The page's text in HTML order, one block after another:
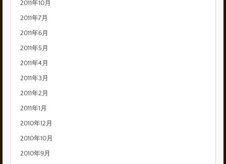
2011年10月
2011年7月
2011年6月
2011年5月
2011年4月
2011年3月
2011年2月
2011年1月
2010年12月
2010年10月
2010年9月